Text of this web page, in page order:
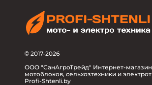
© 2017-2026
ООО "СанАгроТрейд" Интернет-
мотоблоков, сельхозтехники и
Profi-Shtenli.by